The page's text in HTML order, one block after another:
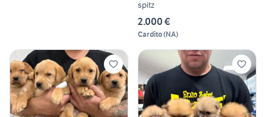
spitz
2.000 €
Cardito(NA)